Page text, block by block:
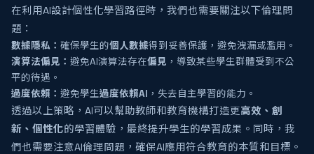
在利用AI設計個性化學習路徑時，我們也需要關注以下倫理問
題：
數據隱私： 確保學生的個人數據得到妥善保護，避免洩漏或濫用。
演算法偏見： 避免AI演算法存在偏見 ，導致某些學生群體受到不公
平的待遇。
過度依賴： 避免學生過度依賴AI ，失去自主學習的能力。
透過以上策略，AI可以幫助教師和教育機構打造更高效、創
新、個性化的學習體驗，最終提升學生的學習成果。同時，我
們也需要注意AI倫理問題，確保AI應用符合教育的本質和目標。